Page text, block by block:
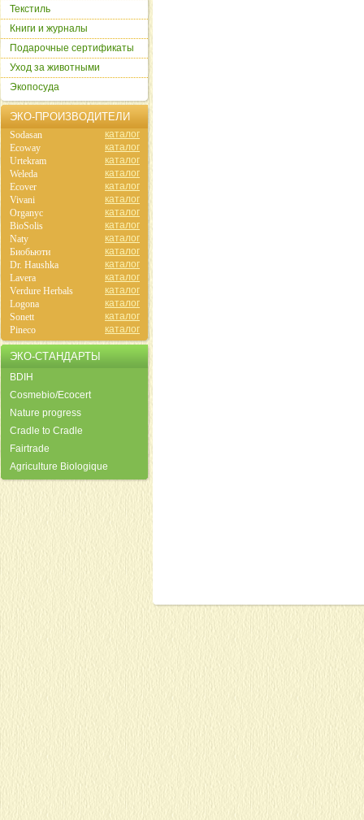
Текстиль
Книги и журналы
Подарочные сертификаты
Уход за животными
Экопосуда
ЭКО-ПРОИЗВОДИТЕЛИ
Sodasan
каталог
Ecoway
каталог
Urtekram
каталог
Weleda
каталог
Ecover
каталог
Vivani
каталог
Organyc
каталог
BioSolis
каталог
Naty
каталог
Биобьюти
каталог
Dr. Haushka
каталог
Lavera
каталог
Verdure Herbals
каталог
Logona
каталог
Sonett
каталог
Pineco
каталог
ЭКО-СТАНДАРТЫ
BDIH
Cosmebio/Ecocert
Nature progress
Cradle to Cradle
Fairtrade
Agriculture Biologique